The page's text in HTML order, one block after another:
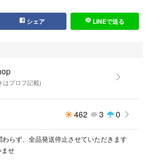
シェア LINEで送る
はプロフ記載)
462 3 0
わらず、全品発送停止させていただきます
せ